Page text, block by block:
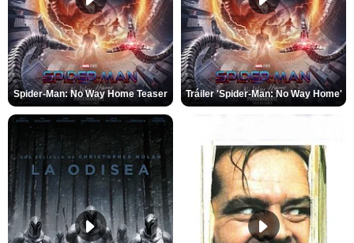
Spider-Man: No Way Home Teaser Tráiler 'Spider-Man: No Way Home'